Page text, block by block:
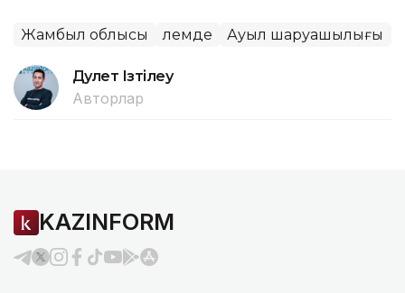
Жамбыл облысы Әлемде Ауыл шаруашылығы
Дәулет Ізтілеу
Авторлар
KAZINFORM